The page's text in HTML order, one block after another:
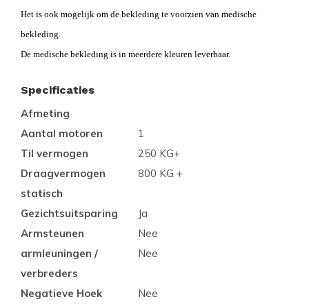
Het is ook mogelijk om de bekleding te voorzien van medische
bekleding.
De medische bekleding is in meerdere kleuren leverbaar.
Specificaties
Afmeting
Aantal motoren
1
Til vermogen
250 KG+
Draagvermogen
statisch
800 KG +
Gezichtsuitsparing
Ja
Armsteunen
Nee
armleuningen /
verbreders
Nee
Negatieve Hoek
Nee